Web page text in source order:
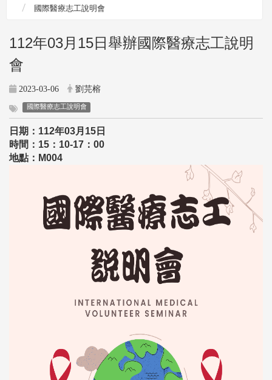
國際醫療志工說明會
112年03月15日舉辦國際醫療志工說明
會
2023-03-06 劉芫榕
國際醫療志工說明會
日期：112年03月15日
時間：15：10-17：00
地點：M004